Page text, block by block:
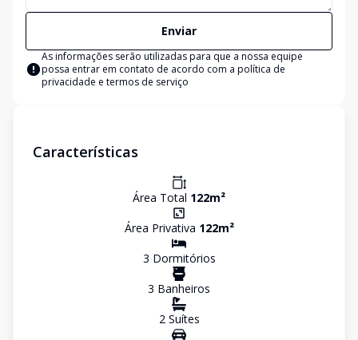
Enviar
As informações serão utilizadas para que a nossa equipe
possa entrar em contato de acordo com a política de
privacidade e termos de serviço
Características
Área Total 122m²
Área Privativa 122m²
3 Dormitórios
3 Banheiros
2Suítes